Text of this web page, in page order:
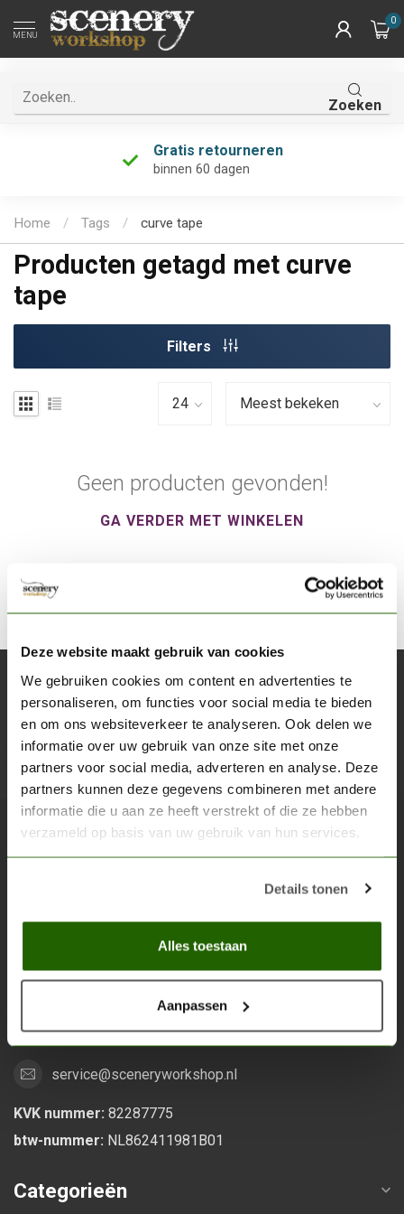
Deze website maakt gebruik van cookies
We gebruiken cookies om content en advertenties te
personaliseren, om functies voor social media te bieden
en om ons websiteverkeer te analyseren. Ook delen we
informatie over uw gebruik van onze site met onze
partners voor social media, adverteren en analyse. Deze
partners kunnen deze gegevens combineren met andere
informatie die u aan ze heeft verstrekt of die ze hebben
verzameld op basis van uw gebruik van hun services.
Details tonen
Alles toestaan
Aanpassen
MENU
0
Zoeken
Gratis retourneren
binnen 60 dagen
Home / Tags / curve tape
Producten getagd met curve
tape
Filters
Geen producten gevonden!
GA VERDER MET WINKELEN
Abonneer je op onze nieuwsbrief
Blijf op de hoogte over onze laatste acties
Scenery Workshop BV
Alles voor je miniature wargaming en scenery
6533 KK Nijmegen
Nederland
service@sceneryworkshop.nl
KVK nummer: 82287775
btw-nummer: NL862411981B01
Categorieën